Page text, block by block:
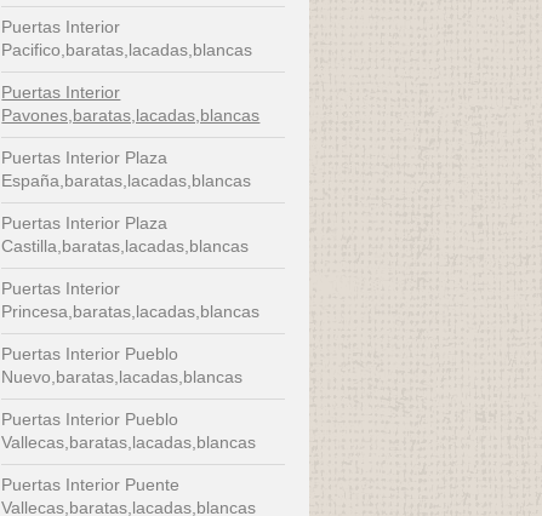
Puertas Interior
Pacifico,baratas,lacadas,blancas
Puertas Interior
Pavones,baratas,lacadas,blancas
Puertas Interior Plaza
España,baratas,lacadas,blancas
Puertas Interior Plaza
Castilla,baratas,lacadas,blancas
Puertas Interior
Princesa,baratas,lacadas,blancas
Puertas Interior Pueblo
Nuevo,baratas,lacadas,blancas
Puertas Interior Pueblo
Vallecas,baratas,lacadas,blancas
Puertas Interior Puente
Vallecas,baratas,lacadas,blancas